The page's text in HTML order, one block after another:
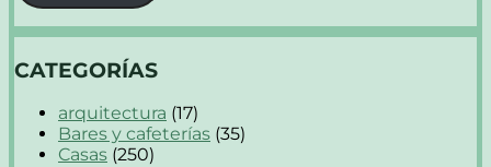
CATEGORÍAS
arquitectura (17)
Bares y cafeterías (35)
Casas (250)